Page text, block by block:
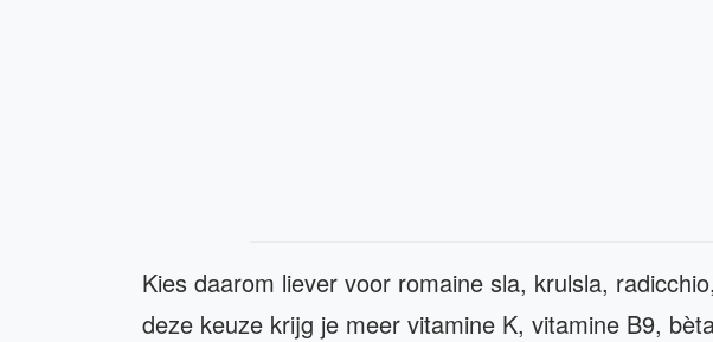
Kies daarom liever voor romaine sla, krulsla,
deze keuze krijg je meer vitamine K, vitamine B9,